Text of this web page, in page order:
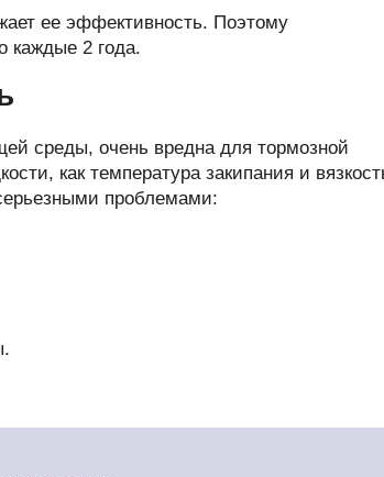
ее эффективность. Поэтому
каждые 2 года.
среды, очень вредна для тормозной
как температура закипания и
проблемами: